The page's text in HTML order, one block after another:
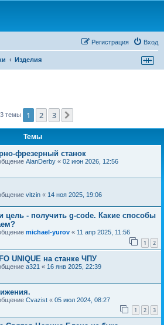
Вход
Регистрация
Изделия
темы 1 2 3
Темы
фрезерный станок
AlanDerby « 02 июн 2026, 12:56
vitzin « 14 ноя 2025, 19:06
цель - получить g-code. Какие способы
michael-yurov « 11 апр 2025, 11:56
1 2
UNIQUE на станке ЧПУ
a321 « 16 янв 2025, 22:39
Cvazist « 05 июл 2024, 08:27
1 2 3